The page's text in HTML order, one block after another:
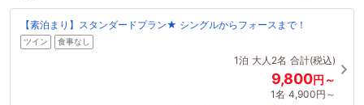
【素泊まり】スタンダードプラン★ シングルからフォースまで！
ツイン 食事なし
1泊 大人2名 合計(税込)
9,800円～
1名 4,900円～